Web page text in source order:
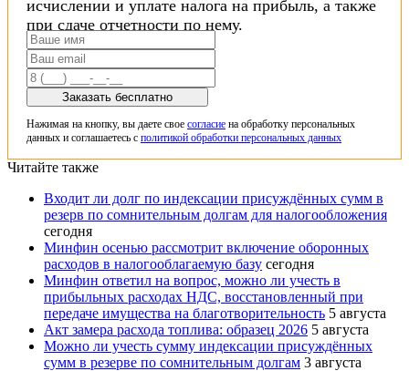
исчислении и уплате налога на прибыль, а также
при сдаче отчетности по нему.
Заказать бесплатно
Нажимая на кнопку, вы даете свое согласие на обработку персональных
данных и соглашаетесь с политикой обработки персональных данных
Читайте также
Входит ли долг по индексации присуждённых сумм в
резерв по сомнительным долгам для налогообложения
сегодня
Минфин осенью рассмотрит включение оборонных
расходов в налогооблагаемую базу сегодня
Минфин ответил на вопрос, можно ли учесть в
прибыльных расходах НДС, восстановленный при
передаче имущества на благотворительность 5 августа
Акт замера расхода топлива: образец 2026 5 августа
Можно ли учесть сумму индексации присуждённых
сумм в резерве по сомнительным долгам 3 августа